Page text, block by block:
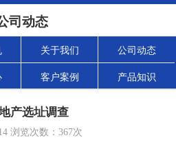
司动态
关于我们 公司动态
客户案例 产品知识
产选址调查
浏览次数： 367次